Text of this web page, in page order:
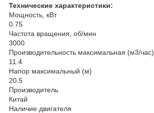
Технические характеристики:
Мощность, кВт
0.75
Частота вращения, об/мин
3000
Производительность максимальная (м3/час)
11.4
Напор максимальный (м)
20.5
Производитель
Китай
Наличие двигателя